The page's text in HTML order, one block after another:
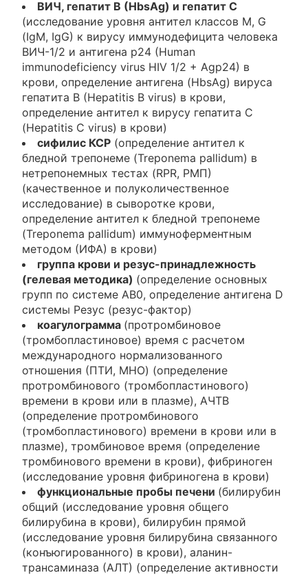
ВИЧ, гепатит В (HbsAg) и гепатит С
(исследование уровня антител классов M, G
(IgM, IgG) к вирусу иммунодефицита человека
ВИЧ-1/2 и антигена p24 (Human
immunodeficiency virus HIV 1/2 + Agp24) в
крови, определение антигена (HbsAg) вируса
гепатита B (Hepatitis B virus) в крови,
определение антител к вирусу гепатита C
(Hepatitis C virus) в крови)
cифилис КСР (определение антител к
бледной трепонеме (Treponema pallidum) в
нетрепонемных тестах (RPR, РМП)
(качественное и полуколичественное
исследование) в сыворотке крови,
определение антител к бледной трепонеме
(Treponema pallidum) иммуноферментным
методом (ИФА) в крови)
группа крови и резус-принадлежность
(гелевая методика) (определение основных
групп по системе AB0, определение антигена D
системы Резус (резус-фактор)
коагулограмма (протромбиновое
(тромбопластиновое) время с расчетом
международного нормализованного
отношения (ПТИ, MHO) (определение
протромбинового (тромбопластинового)
времени в крови или в плазме), АЧТВ
(определение протромбинового
(тромбопластинового) времени в крови или в
плазме), тромбиновое время (определение
тромбинового времени в крови), фибриноген
(исследование уровня фибриногена в крови)
функциональные пробы печени (билирубин
общий (исследование уровня общего
билирубина в крови), билирубин прямой
(исследование уровня билирубина связанного
(конъюгированного) в крови), аланин-
трансаминаза (АЛТ) (определение активности